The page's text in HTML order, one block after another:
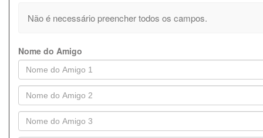
Não é necessário preencher todos os campos.
Nome do Amigo